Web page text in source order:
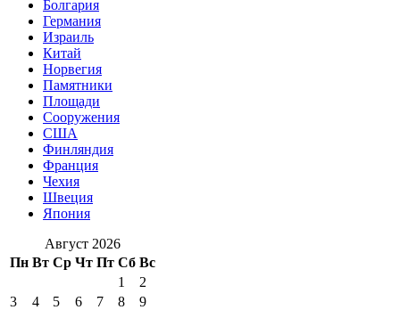
Болгария
Германия
Израиль
Китай
Норвегия
Памятники
Площади
Сооружения
США
Финляндия
Франция
Чехия
Швеция
Япония
Август 2026
Пн Вт Ср Чт Пт Сб Вс
1
2
3
4 5 6 7 8
9